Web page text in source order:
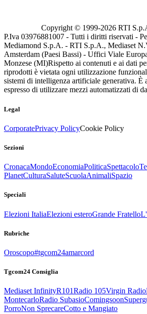
Copyright © 1999-2026 RTI
P.Iva 03976881007 - Tutti i diritti riservati -
Mediamond S.p.A. - RTI S.p.A., Mediaset
Amsterdam (Paesi Bassi) - Uffici Viale
Monzese (MI)Rispetto ai contenuti e ai dati
riprodotti è vietata ogni utilizzazione
sistemi di intelligenza artificiale generativa. È
espresso di utilizzare mezzi automatizzati di
Legal
CorporatePrivacy PolicyCookie Policy
Sezioni
CronacaMondoEconomiaPoliticaSpettacolo
PlanetCulturaSaluteScuolaAnimaliSpazio
Speciali
Elezioni ItaliaElezioni esteroGrande Fratello
Rubriche
Oroscopo#tgcom24amarcord
Tgcom24 Consiglia
Mediaset InfinityR101Radio 105Virgin Radio
MontecarloRadio SubasioComingsoon
PorroNon SprecareCotto e Mangiato